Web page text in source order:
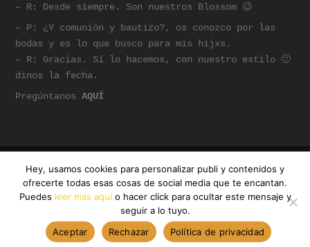
– R: Desde siempre. Son nuestros Blossom 😉
– P: ¿Y comunión y bautizo?, os conozco por las
bodas y es lo que busco para mis hijxs.
– R: Gracias. Sí lo hacemos, con nuestro estilo 🙂
dinos la fecha.
PregúntanosAQUÍ
@AMANDA DREAMHUNTER
INSTAGRAM SOMOS AMANDA
Hey, usamos cookies para personalizar publi y contenidos y
ofrecerte todas esas cosas de social media que te encantan.
Puedes leer más aquío hacer click para ocultar este mensaje y
seguir a lo tuyo.
Aceptar
Rechazar Política de privacidad